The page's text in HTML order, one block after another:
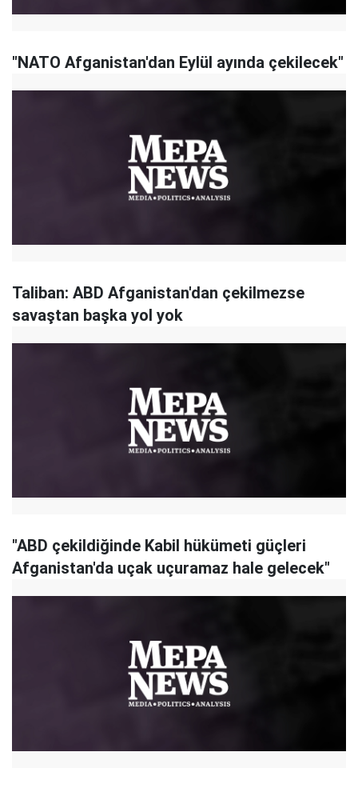
"NATO Afganistan'dan Eylül ayında çekilecek"
Taliban: ABD Afganistan'dan çekilmezse
savaştan başka yol yok
"ABD çekildiğinde Kabil hükümeti güçleri
Afganistan'da uçak uçuramaz hale gelecek"